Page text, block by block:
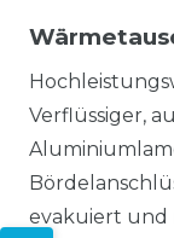
Verflüssiger,
evakuiert und